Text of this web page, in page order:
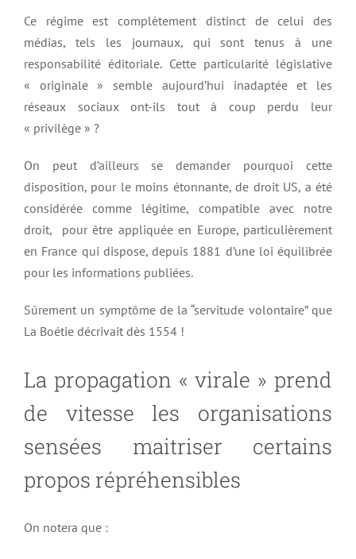
Ce régime est complètement distinct de celui des
médias, tels les journaux, qui sont tenus à une
responsabilité éditoriale. Cette particularité législative
« originale » semble aujourd’hui inadaptée et les
réseaux sociaux ont-ils tout à coup perdu leur
« privilège » ?
On peut d’ailleurs se demander pourquoi cette
disposition, pour le moins étonnante, de droit US, a été
considérée comme légitime, compatible avec notre
droit, pour être appliquée en Europe, particulièrement
en France qui dispose, depuis 1881 d’une loi équilibrée
pour les informations publiées.
Sûrement un symptôme de la “servitude volontaire” que
La Boétie décrivait dès 1554 !
La propagation « virale » prend
de vitesse les organisations
sensées maitriser certains
propos répréhensibles
On notera que :